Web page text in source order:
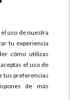
uso de nuestra
tu experiencia
cómo utilizas
el uso de
tus preferencias
de más